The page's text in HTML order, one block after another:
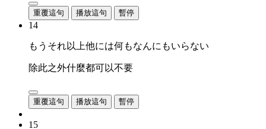
重覆這句 播放這句 暫停
14
もうそれ以上他には何もなんにもいらない
除此之外什麼都可以不要
重覆這句 播放這句 暫停
15